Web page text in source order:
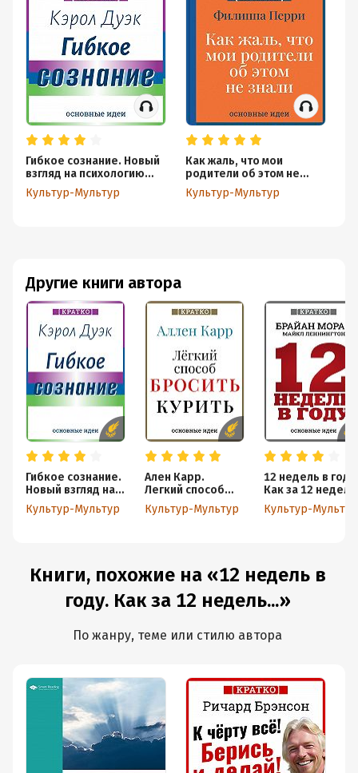
Другие книги автора
Гибкое сознание.
Новый взгляд на
психологию
развития
Культур-Мультур
Ален Карр.
Легкий способ
бросить курить.
Кратко
Культур-Мультур
12 недель в году.
Как за 12 недель
сделать больше,
чем за год.
Культур-Мультур
Гибкое сознание. Новый
взгляд на психологию
развития взрослых и
детей. Кэрол Дуэк.
Культур-Мультур
Как жаль, что мои
родители об этом не
знали! И как повезло
моим детям, что об этом
Культур-Мультур
Книги, похожие на «12 недель в
году. Как за 12 недель...»
По жанру, теме или стилю автора